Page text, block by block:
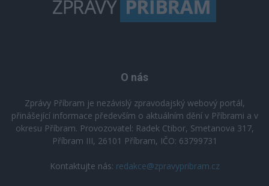
O nás
Zprávy Příbram je nezávislý zpravodajský webový portál,
přinášející informace především o aktuálním dění v Příbrami a v
okresu Příbram. Provozovatel: Radek Ctibor, Smetanova 317,
Příbram III, 26101 Příbram, IČO: 63799731
Kontaktujte nás: redakce@zpravypribram.cz